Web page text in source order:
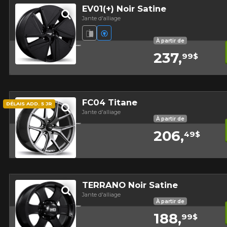
EV01(+) Noir Satine
Jante d'alliage
Jante fluotournée
Véhicules électriques
À partir de
237,99$
FC04 Titane
Jante d'alliage
DÉLAIS ADD. 5 JR
À partir de
206,49$
TERRANO Noir Satine
Jante d'alliage
À partir de
188,99$